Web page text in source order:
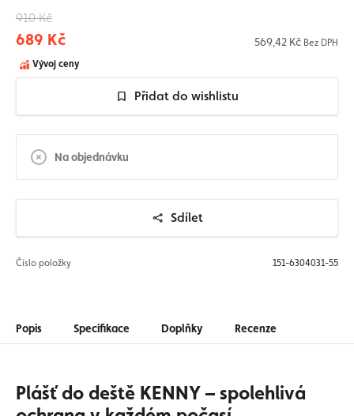
910 Kč
689 Kč 569,42 Kč Bez DPH
Vývoj ceny
Přidat do wishlistu
Na objednávku
Sdílet
Číslo položky 151-6304031-55
Popis Specifikace Doplňky Recenze
Plášť do deště KENNY – spolehlivá